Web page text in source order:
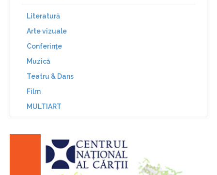
Literatură
Arte vizuale
Conferinţe
Muzică
Teatru & Dans
Film
MULTIART